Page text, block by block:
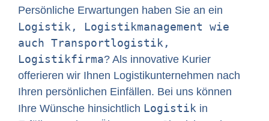
Persönliche Erwartungen haben Sie an ein
Logistik, Logistikmanagement wie
auch Transportlogistik,
Logistikfirma? Als innovative Kurier
offerieren wir Ihnen Logistikunternehmen nach
Ihren persönlichen Einfällen. Bei uns können
Ihre Wünsche hinsichtlich Logistik in